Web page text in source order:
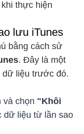
thực hiện
lưu iTunes
bằng cách sử
. Đây là một
dữ liệu trước đó.
và chọn "Khôi
dữ liệu từ lần sao